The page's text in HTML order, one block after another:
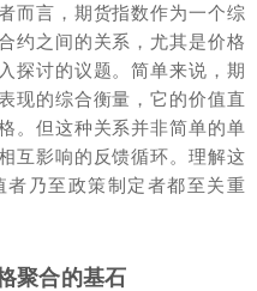
而言，期货指数作为一个综
约之间的关系，尤其是价格
探讨的议题。简单来说，期
现的综合衡量，它的价值直
。但这种关系并非简单的单
互影响的反馈循环。理解这
乃至政策制定者都至关重
聚合的基石